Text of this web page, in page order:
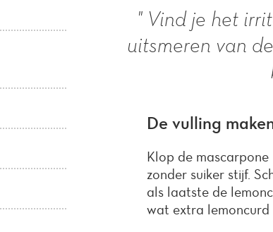
" Vind je het
uitsmeren van
De vulling
Klop de
zonder suiker stijf.
als laatste de
wat extra lemoncurd